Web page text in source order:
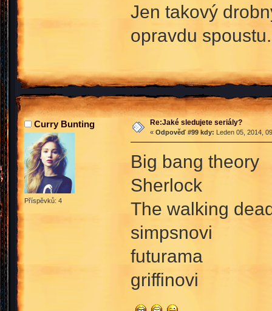
Jen takový
opravdu
Curry Bunting
Příspěvků: 4
Re:Jaké sledujete seriály?
« Odpověď #99 kdy: Leden 05, 2014,
Big bang theory
Sherlock
The walking
simpsnovi
futurama
griffinovi